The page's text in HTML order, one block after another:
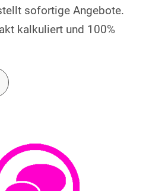
sofortige Angebote.
kalkuliert und 100%